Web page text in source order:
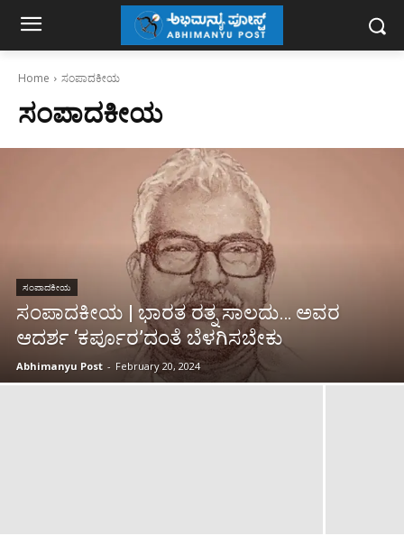
Home ಸಂಪಾದಕೀಯ
ಸಂಪಾದಕೀಯ
ಸಂಪಾದಕೀಯ
ಸಂಪಾದಕೀಯ | ಭಾರತ ರತ್ನ ಸಾಲದು… ಅವರ
ಆದರ್ಶ ‘ಕರ್ಪೂರ’ದಂತೆ ಬೆಳಗಿಸಬೇಕು
Abhimanyu Post - February 20, 2024